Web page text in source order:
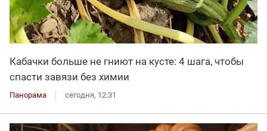
Кабачки больше не гниют на кусте: 4 шага, чтобы
спасти завязи без химии
Панорама сегодня, 12:31